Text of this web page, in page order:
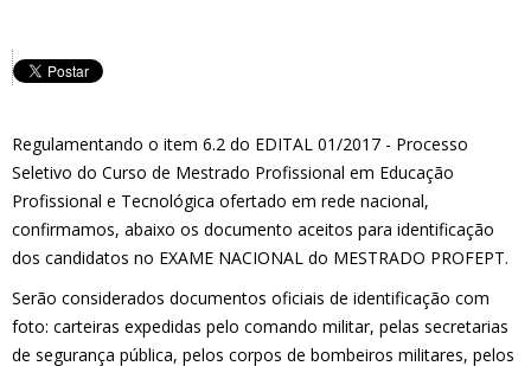
Regulamentando o item 6.2 do EDITAL 01/2017 - Processo
Seletivo do Curso de Mestrado Profissional em Educação
Profissional e Tecnológica ofertado em rede nacional,
confirmamos, abaixo os documento aceitos para identificação
dos candidatos no EXAME NACIONAL do MESTRADO PROFEPT.
Serão considerados documentos oficiais de identificação com
foto: carteiras expedidas pelo comando militar, pelas secretarias
de segurança pública, pelos corpos de bombeiros militares, pelos